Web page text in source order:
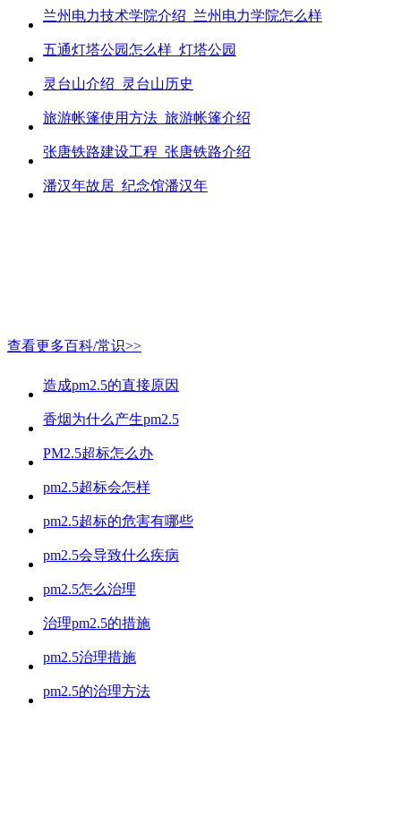
兰州电力技术学院介绍_兰州电力学院怎么样
五通灯塔公园怎么样_灯塔公园
灵台山介绍_灵台山历史
旅游帐篷使用方法_旅游帐篷介绍
张唐铁路建设工程_张唐铁路介绍
潘汉年故居_纪念馆潘汉年
查看更多百科/常识>>
造成pm2.5的直接原因
香烟为什么产生pm2.5
PM2.5超标怎么办
pm2.5超标会怎样
pm2.5超标的危害有哪些
pm2.5会导致什么疾病
pm2.5怎么治理
治理pm2.5的措施
pm2.5治理措施
pm2.5的治理方法